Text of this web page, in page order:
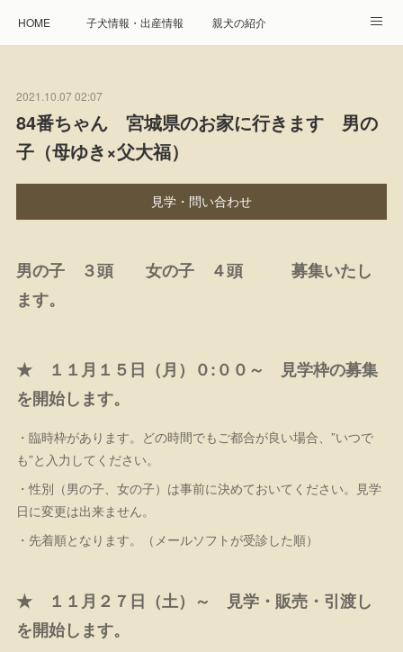
HOME 子犬情報・出産情報 親犬の紹介
遺伝疾患への取り組み Instagram
プレジール親睦会 特定商取引に基づく表記
2021.10.07 02:07
84番ちゃん 宮城県のお家に行きます 男の
子（母ゆき×父大福）
見学・問い合わせ
男の子 ３頭 女の子 ４頭 募集いたし
ます。
★ １１月１５日（月）０:００～ 見学枠の募集
を開始します。
・臨時枠があります。どの時間でもご都合が良い場合、”いつで
も”と入力してください。
・性別（男の子、女の子）は事前に決めておいてください。見学
日に変更は出来ません。
・先着順となります。（メールソフトが受診した順）
★ １１月２７日（土）～ 見学・販売・引渡し
を開始します。